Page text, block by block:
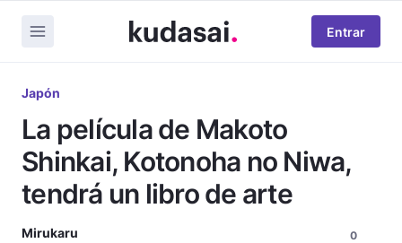
Entrar
Japón
La película de Makoto
Shinkai, Kotonoha no Niwa,
tendrá un libro de arte
Mirukaru 0